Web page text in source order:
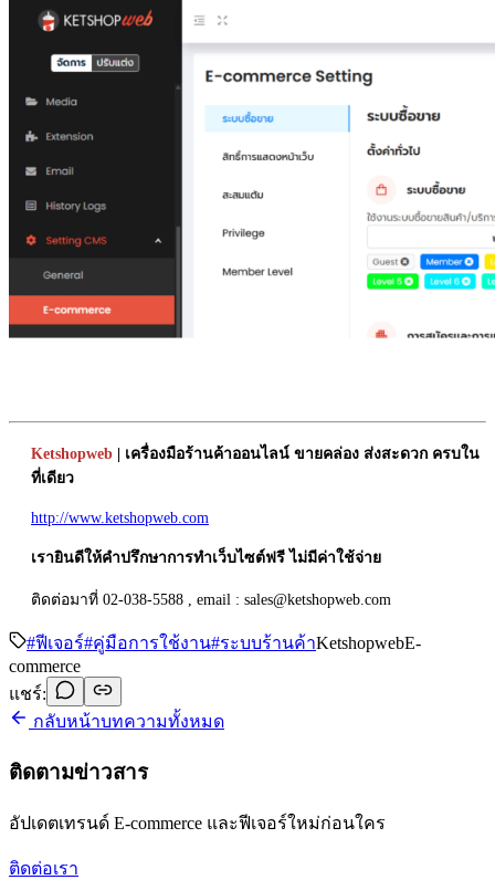
Ketshopweb | เครื่องมือร้านค้าออนไลน์ ขายคล่อง ส่งสะดวก ครบใน
ที่เดียว
http://www.ketshopweb.com
เรายินดีให้คำปรึกษาการทำเว็บไซต์ฟรี ไม่มีค่าใช้จ่าย
ติดต่อมาที่ 02-038-5588 , email : sales@ketshopweb.com
#ฟีเจอร์#คู่มือการใช้งาน#ระบบร้านค้าKetshopwebE-
commerce
แชร์:
กลับหน้าบทความทั้งหมด
ติดตามข่าวสาร
อัปเดตเทรนด์ E-commerce และฟีเจอร์ใหม่ก่อนใคร
ติดต่อเรา